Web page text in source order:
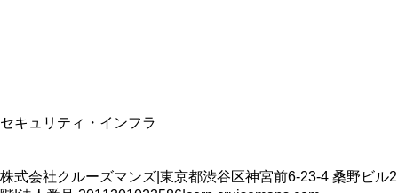
セキュリティ・インフラ
株式会社クルーズマンズ 東京都渋谷区神宮前6-23-4 桑野ビル2